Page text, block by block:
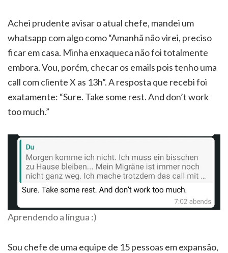
Achei prudente avisar o atual chefe, mandei um
whatsapp com algo como “Amanhã não virei, preciso
ficar em casa. Minha enxaqueca não foi totalmente
embora. Vou, porém, checar os emails pois tenho uma
call com cliente X as 13h”. A resposta que recebi foi
exatamente: “Sure. Take some rest. And don’t work
too much.”
Aprendendo a língua :)
Sou chefe de uma equipe de 15 pessoas em expansão,